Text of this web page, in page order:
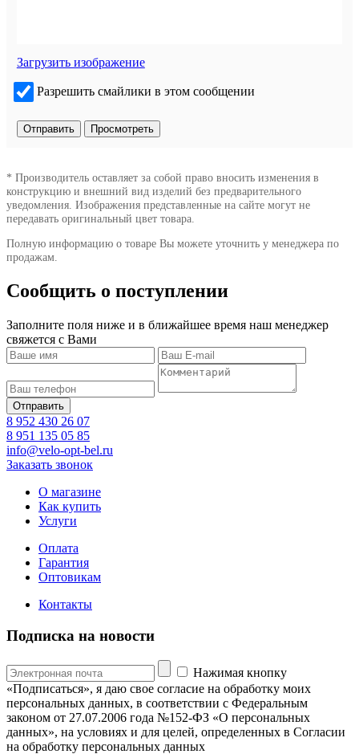
Загрузить изображение
Разрешить смайлики в этом сообщении
* Производитель оставляет за собой право вносить изменения в
конструкцию и внешний вид изделий без предварительного
уведомления. Изображения представленные на сайте могут не
передавать оригинальный цвет товара.
Полную информацию о товаре Вы можете уточнить у менеджера по
продажам.
Сообщить о поступлении
Заполните поля ниже и в ближайшее время наш менеджер
свяжется с Вами
8 952 430 26 07
8 951 135 05 85
info@velo-opt-bel.ru
Заказать звонок
О магазине
Как купить
Услуги
Оплата
Гарантия
Оптовикам
Контакты
Подписка на новости
Нажимая кнопку
«Подписаться», я даю свое согласие на обработку моих
персональных данных, в соответствии с Федеральным
законом от 27.07.2006 года №152-ФЗ «О персональных
данных», на условиях и для целей, определенных в Согласии
на обработку персональных данных